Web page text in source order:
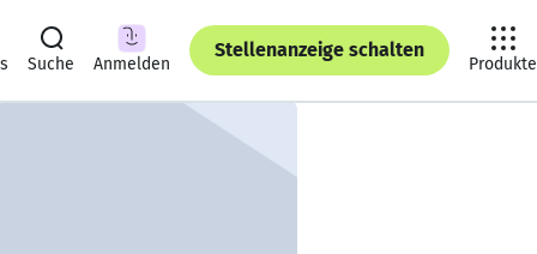
Suche Anmelden
Stellenanzeige schalten
Produkte